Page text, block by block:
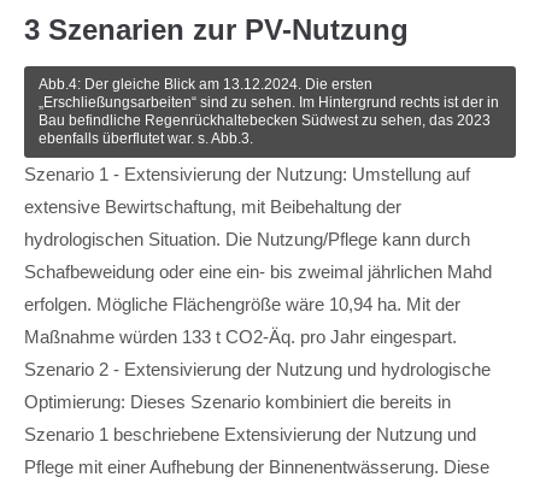
3 Szenarien zur PV-Nutzung
Abb.4: Der gleiche Blick am 13.12.2024. Die ersten
„Erschließungsarbeiten“ sind zu sehen. Im Hintergrund rechts ist der in
Bau befindliche Regenrückhaltebecken Südwest zu sehen, das 2023
ebenfalls überflutet war. s. Abb.3.
Szenario 1 - Extensivierung der Nutzung: Umstellung auf
extensive Bewirtschaftung, mit Beibehaltung der
hydrologischen Situation. Die Nutzung/Pflege kann durch
Schafbeweidung oder eine ein- bis zweimal jährlichen Mahd
erfolgen. Mögliche Flächengröße wäre 10,94 ha. Mit der
Maßnahme würden 133 t CO2-Äq. pro Jahr eingespart.
Szenario 2 - Extensivierung der Nutzung und hydrologische
Optimierung: Dieses Szenario kombiniert die bereits in
Szenario 1 beschriebene Extensivierung der Nutzung und
Pflege mit einer Aufhebung der Binnenentwässerung. Diese